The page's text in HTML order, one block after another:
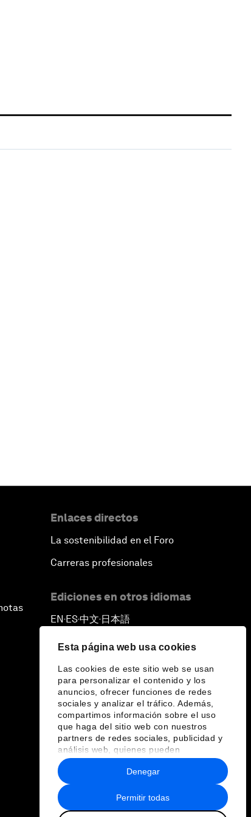
Esta página web usa cookies
Las cookies de este sitio web se usan
para personalizar el contenido y los
anuncios, ofrecer funciones de redes
sociales y analizar el tráfico. Además,
compartimos información sobre el uso
que haga del sitio web con nuestros
partners de redes sociales, publicidad y
análisis web, quienes pueden
combinarla con otra información que les
haya proporcionado o que hayan
recopilado a partir del uso que haya
hecho de sus servicios.
Permitir todas
Denegar
Enlaces directos
La sostenibilidad en el Foro
Carreras profesionales
Ediciones en otros idiomas
EN ▪ ES▪中文▪ 日本語